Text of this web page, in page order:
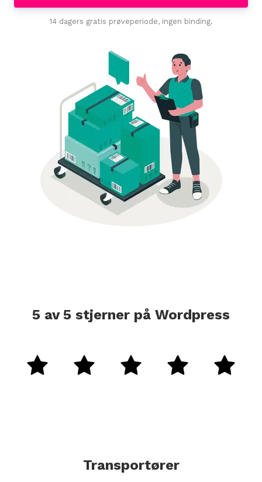
14 dagers gratis prøveperiode, ingen binding.
5 av 5 stjerner på Wordpress
Transportører